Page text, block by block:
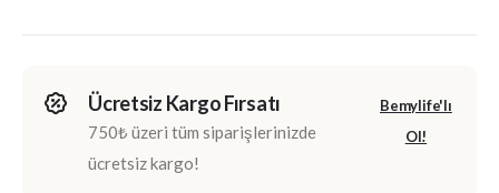
Ücretsiz Kargo Fırsatı
750₺ üzeri tüm siparişlerinizde
ücretsiz kargo!
Bemylife'lı
Ol!